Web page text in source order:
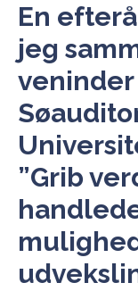
En
jeg
”Grib